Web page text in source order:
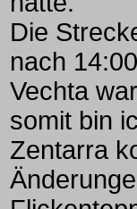
Die
nach
Vechta
somit bin
Zentarra